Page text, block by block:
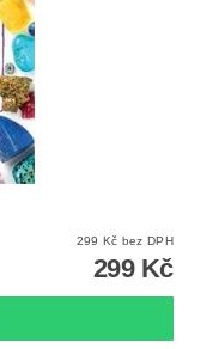
299 Kč bez DPH
299 Kč